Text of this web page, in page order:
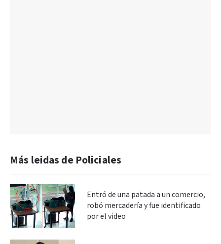
Más leidas de Policiales
Entró de una patada a un comercio,
robó mercadería y fue identificado
por el video